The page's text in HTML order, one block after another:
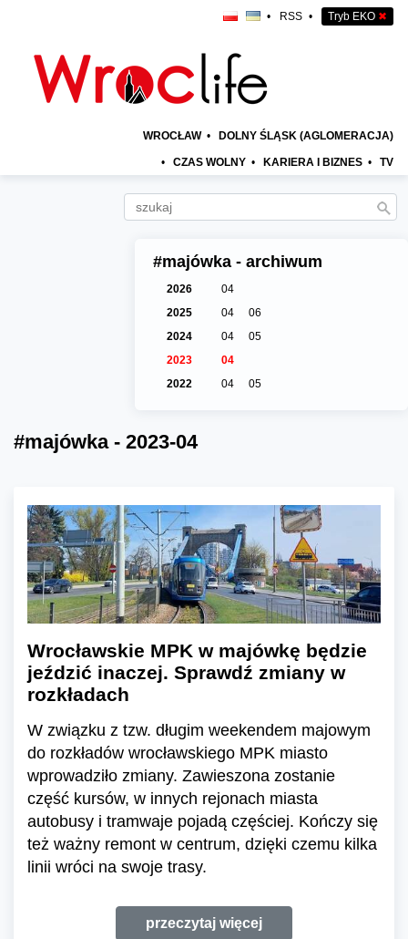
• RSS • Tryb EKO ✖
WROCŁAW • DOLNY ŚLĄSK (AGLOMERACJA)
• CZAS WOLNY • KARIERA I BIZNES • TV
#majówka - archiwum
2026
04
2025
04
06
2024
04
05
2023
04
2022
04 05
#majówka - 2023-04
Wrocławskie MPK w majówkę będzie
jeździć inaczej. Sprawdź zmiany w
rozkładach
W związku z tzw. długim weekendem majowym
do rozkładów wrocławskiego MPK miasto
wprowadziło zmiany. Zawieszona zostanie
część kursów, w innych rejonach miasta
autobusy i tramwaje pojadą częściej. Kończy się
też ważny remont w centrum, dzięki czemu kilka
linii wróci na swoje trasy.
przeczytaj więcej